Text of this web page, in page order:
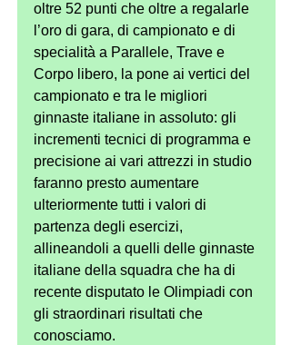
oltre 52 punti che oltre a regalarle
l’oro di gara, di campionato e di
specialità a Parallele, Trave e
Corpo libero, la pone ai vertici del
campionato e tra le migliori
ginnaste italiane in assoluto: gli
incrementi tecnici di programma e
precisione ai vari attrezzi in studio
faranno presto aumentare
ulteriormente tutti i valori di
partenza degli esercizi,
allineandoli a quelli delle ginnaste
italiane della squadra che ha di
recente disputato le Olimpiadi con
gli straordinari risultati che
conosciamo.